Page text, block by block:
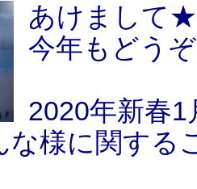
あけまして
今年もどう
2020年新春
な様に関する